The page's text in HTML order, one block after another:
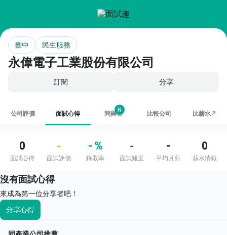
永偉電子工業股份有限公司
臺中 民生服務
訂閱 分享
公司評價 面試心得 問與答
N
比較公司 比薪水↗
0
面試心得
-
面試評價
- %
錄取率
-
面試難度
-
平均月薪
0
薪水情報
沒有面試心得
來成為第一位分享者吧！
分享心得